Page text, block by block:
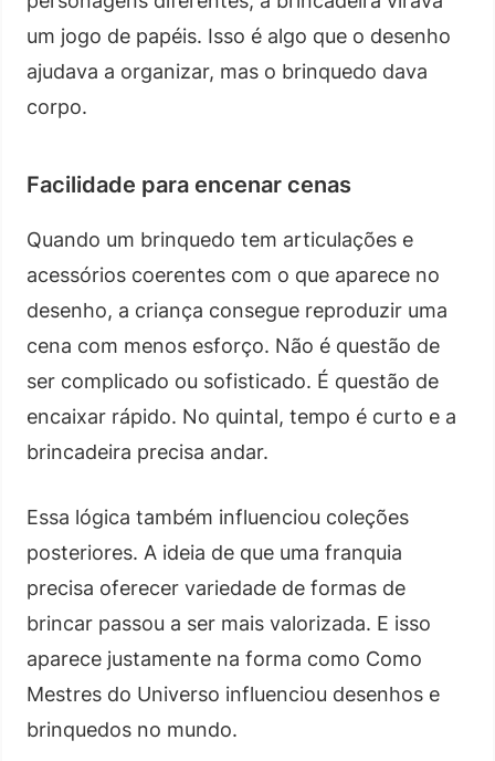
um jogo de papéis. Isso é algo que o desenho
ajudava a organizar, mas o brinquedo dava
corpo.
Facilidade para encenar cenas
Quando um brinquedo tem articulações e
acessórios coerentes com o que aparece no
desenho, a criança consegue reproduzir uma
cena com menos esforço. Não é questão de
ser complicado ou sofisticado. É questão de
encaixar rápido. No quintal, tempo é curto e a
brincadeira precisa andar.
Essa lógica também influenciou coleções
posteriores. A ideia de que uma franquia
precisa oferecer variedade de formas de
brincar passou a ser mais valorizada. E isso
aparece justamente na forma como Como
Mestres do Universo influenciou desenhos e
brinquedos no mundo.